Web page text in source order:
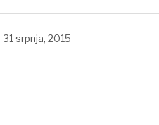
31 srpnja, 2015